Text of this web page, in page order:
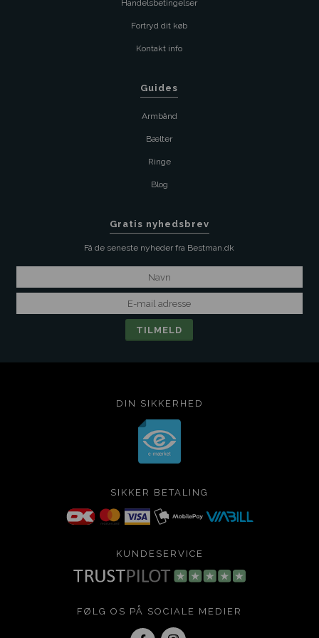
Handelsbetingelser
Fortryd dit køb
Kontakt info
Guides
Armbånd
Bælter
Ringe
Blog
Gratis nyhedsbrev
Få de seneste nyheder fra Bestman.dk
DIN SIKKERHED
SIKKER BETALING
KUNDESERVICE
FØLG OS PÅ SOCIALE MEDIER